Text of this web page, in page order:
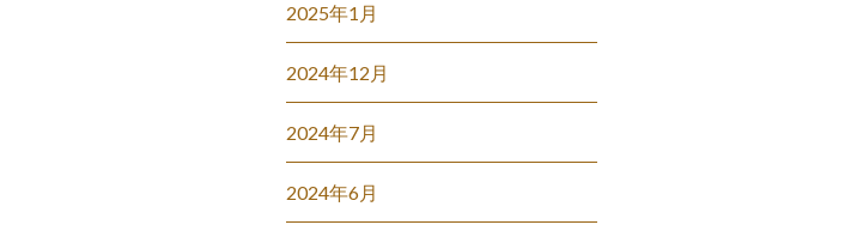
2025年1月
2024年12月
2024年7月
2024年6月